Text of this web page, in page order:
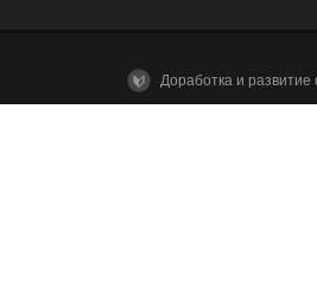
Доработка и